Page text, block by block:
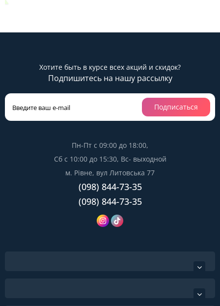
Хотите быть в курсе всех акций и скидок?
Подпишитесь на нашу рассылку
Подписаться
Пн-Пт с 09:00 до 18:00,
Сб с 10:00 до 15:30, Вс- выходной
м. Рівне, вул Литовська 77
(098) 844-73-35
(098) 844-73-35